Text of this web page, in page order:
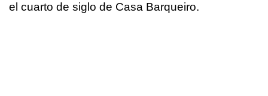
el cuarto de siglo de Casa Barqueiro.